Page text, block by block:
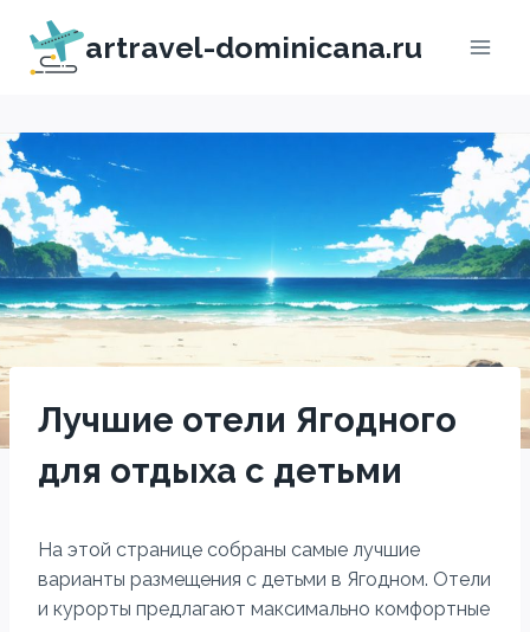
Перейти
содержимому
artravel-dominicana.ru
Лучшие отели Ягодного
для отдыха с детьми
На этой странице собраны самые лучшие
варианты размещения с детьми в Ягодном. Отели
и курорты предлагают максимально комфортные